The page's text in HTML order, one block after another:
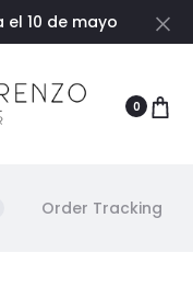
10 de mayo
0
Order Tracking